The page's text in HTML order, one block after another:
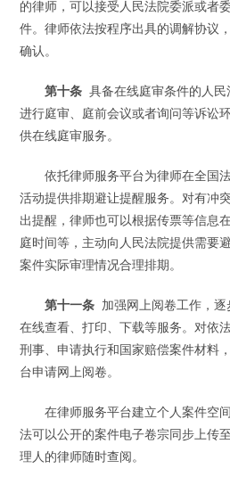
的律师，可以接受人民法院委派或者
件。律师依法按程序出具的调解协议
确认。
第十条 具备在线庭审条件的人
进行庭审、庭前会议或者询问等诉讼
供在线庭审服务。
依托律师服务平台为律师在全国
活动提供排期避让提醒服务。对有冲
出提醒，律师也可以根据传票等信息
庭时间等，主动向人民法院提供需要
案件实际审理情况合理排期。
第十一条 加强网上阅卷工作，
在线查看、打印、下载等服务。对依
刑事、申请执行和国家赔偿案件材料
台申请网上阅卷。
在律师服务平台建立个人案件空
法可以公开的案件电子卷宗同步上传
理人的律师随时查阅。